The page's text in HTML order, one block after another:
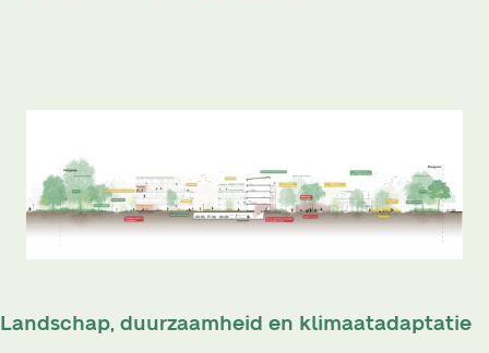
Landschap, duurzaamheid en klimaatadaptatie